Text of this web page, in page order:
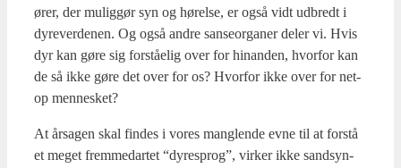
ører, der mulig­gør syn og hørel­se, er også vidt udbredt i
dyre­ver­de­nen. Og også andre san­se­or­ga­ner deler vi. Hvis
dyr kan gøre sig for­stå­e­lig over for hin­an­den, hvor­for kan
de så ikke gøre det over for os? Hvor­for ikke over for net­
op men­ne­sket?
At årsa­gen skal fin­des i vores mang­len­de evne til at for­stå
et meget frem­me­d­ar­tet “dyre­sprog”, vir­ker ikke sand­syn­